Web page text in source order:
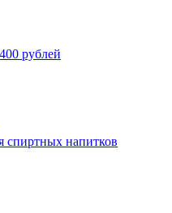
рублей
спиртных напитков